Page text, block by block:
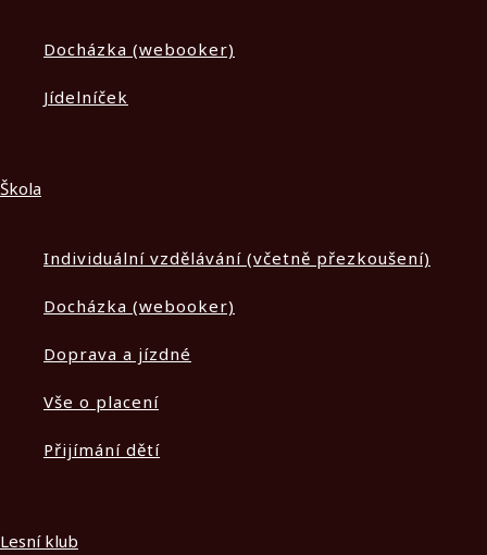
Docházka (webooker)
Jídelníček
Škola
Individuální vzdělávání (včetně přezkoušení)
Docházka (webooker)
Doprava a jízdné
Vše o placení
Přijímání dětí
Lesní klub